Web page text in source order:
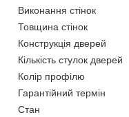
Виконання стінок
Товщина стінок
Конструкція дверей
Кількість стулок дверей
Колір профілю
Гарантійний термін
Стан